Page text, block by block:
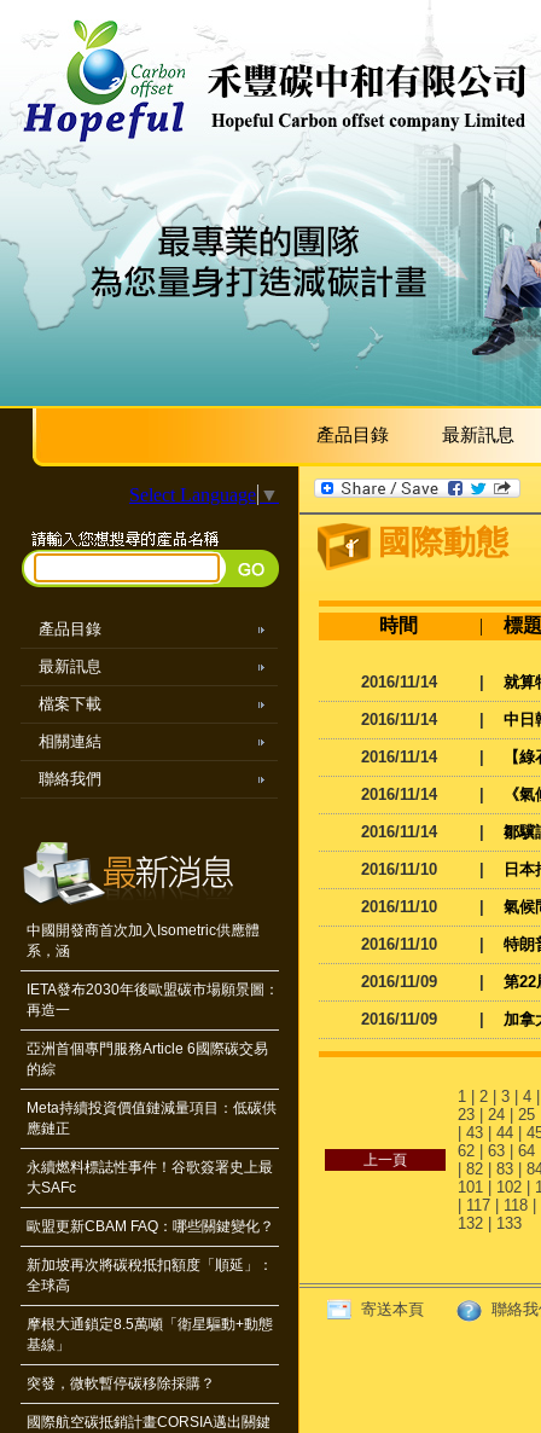
產品目錄 最新訊息
Select Language ▼
產品目錄
最新訊息
檔案下載
相關連結
聯絡我們
中國開發商首次加入Isometric供應體
系，涵
IETA發布2030年後歐盟碳市場願景圖：
再造一
亞洲首個專門服務Article 6國際碳交易
的綜
Meta持續投資價值鏈減量項目：低碳供
應鏈正
永續燃料標誌性事件！谷歌簽署史上最
大SAFc
歐盟更新CBAM FAQ：哪些關鍵變化？
新加坡再次將碳稅抵扣額度「順延」：
全球高
摩根大通鎖定8.5萬噸「衛星驅動+動態
基線」
突發，微軟暫停碳移除採購？
國際航空碳抵銷計畫CORSIA邁出關鍵
國際動態
時間 | 標題
2016/11/14 就算
2016/11/14 中日
2016/11/14 【
2016/11/14 《
2016/11/14 鄒驥
2016/11/10 日
2016/11/10 氣候
2016/11/10 特朗
2016/11/09 第22
2016/11/09 加拿
1 2 3 4
23
24 25
43 44
62
63 64
82 83
101
102
117 118
132
133
寄送本頁 聯絡